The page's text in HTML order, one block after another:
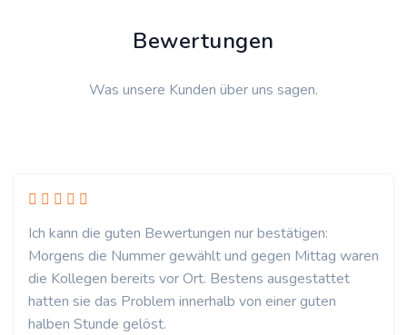
Bewertungen
Was unsere Kunden über uns sagen.
Ich kann die guten Bewertungen nur bestätigen:
Morgens die Nummer gewählt und gegen Mittag waren
die Kollegen bereits vor Ort. Bestens ausgestattet
hatten sie das Problem innerhalb von einer guten
halben Stunde gelöst.